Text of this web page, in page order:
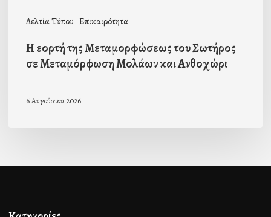
Δελτία Τύπου Επικαιρότητα
Η εορτή της Μεταμορφώσεως του Σωτήρος
σε Μεταμόρφωση Μολάων και Ανθοχώρι
6 Αυγούστου 2026